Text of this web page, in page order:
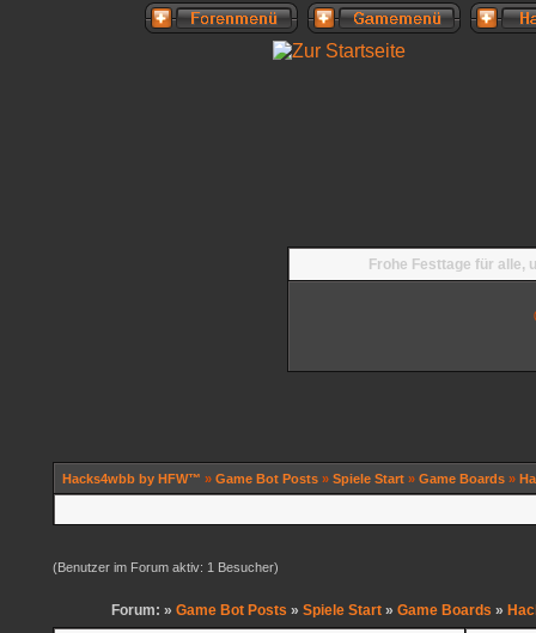
Frohe Festtage für alle,
Hacks4wbb by HFW™ » Game Bot Posts » Spiele Start » Game Boards »
(Benutzer im Forum aktiv: 1 Besucher)
Forum: » Game Bot Posts » Spiele Start » Game Boards »